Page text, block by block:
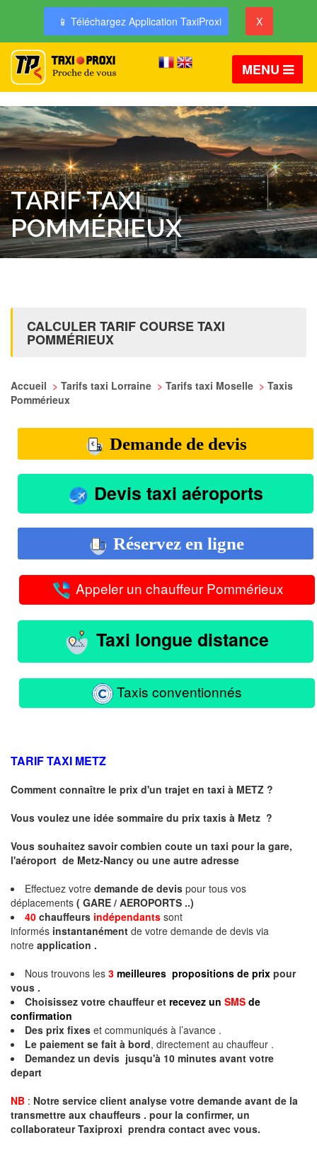
📱 Téléchargez Application TaxiProxi X
MENU
TARIF TAXI
POMMÉRIEUX
CALCULER TARIF COURSE TAXI
POMMÉRIEUX
Accueil > Tarifs taxi Lorraine > Tarifs taxi Moselle > Taxis
Pommérieux
Demande de devis
Devis taxi aéroports
Réservez en ligne
Appeler un chauffeur Pommérieux
Taxi longue distance
Taxis conventionnés
TARIF TAXI METZ
Comment connaître le prix d'un trajet en taxi à METZ ?
Vous voulez une idée sommaire du prix taxis à Metz ?
Vous souhaitez savoir combien coute un taxi pour la gare,
l'aéroport de Metz-Nancy ou une autre adresse
Effectuez votre demande de devis pour tous vos
déplacements ( GARE / AEROPORTS ..)
40 chauffeurs indépendants sont
informés instantanément de votre demande de devis via
notre application .
Nous trouvons les 3 meilleures propositions de prix pour
vous .
Choisissez votre chauffeur et recevez un SMS de
confirmation
Des prix fixes et communiqués à l’avance .
Le paiement se fait à bord, directement au chauffeur .
Demandez un devis jusqu'à 10 minutes avant votre
depart
NB : Notre service client analyse votre demande avant de la
transmettre aux chauffeurs . pour la confirmer, un
collaborateur Taxiproxi prendra contact avec vous.